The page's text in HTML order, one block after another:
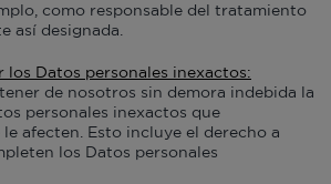
como responsable del tratamiento
así designada.
los Datos personales inexactos:
de nosotros sin demora indebida la
personales inexactos que
afecten. Esto incluye el derecho a
los Datos personales